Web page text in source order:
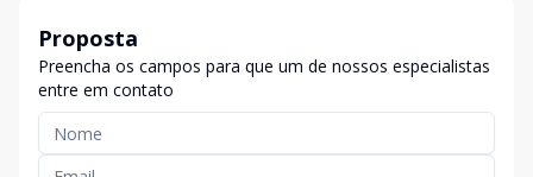
Proposta
Preencha os campos para que um de nossos especialistas
entre em contato